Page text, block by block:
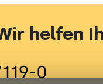
helfen
0